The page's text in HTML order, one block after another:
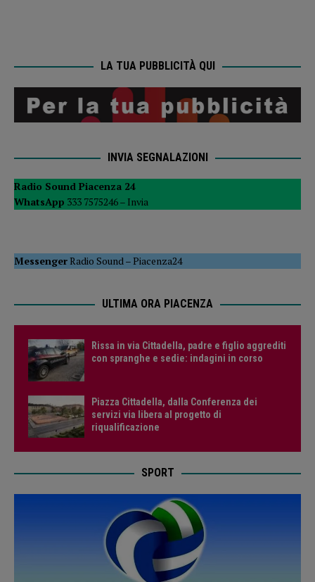
LA TUA PUBBLICITÀ QUI
INVIA SEGNALAZIONI
Radio Sound Piacenza 24
WhatsApp 333 7575246 – Invia
MessengerRadio Sound–Piacenza24
ULTIMA ORA PIACENZA
Rissa in via Cittadella, padre e figlio aggrediti
con spranghe e sedie: indagini in corso
Piazza Cittadella, dalla Conferenza dei
servizi via libera al progetto di
riqualificazione
SPORT